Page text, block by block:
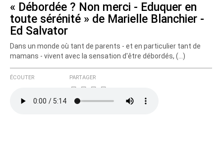
« Débordée ? Non merci - Eduquer en
toute sérénité » de Marielle Blanchier -
Ed Salvator
Dans un monde où tant de parents - et en particulier tant de
mamans - vivent avec la sensation d'être débordés, (…)
ÉCOUTER PARTAGER